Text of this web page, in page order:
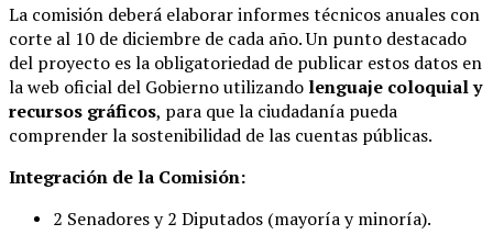
La comisión deberá elaborar informes técnicos anuales con
corte al 10 de diciembre de cada año. Un punto destacado
del proyecto es la obligatoriedad de publicar estos datos en
la web oficial del Gobierno utilizando lenguaje coloquial y
recursos gráficos, para que la ciudadanía pueda
comprender la sostenibilidad de las cuentas públicas.
Integración de la Comisión:
2 Senadores y 2 Diputados (mayoría y minoría).